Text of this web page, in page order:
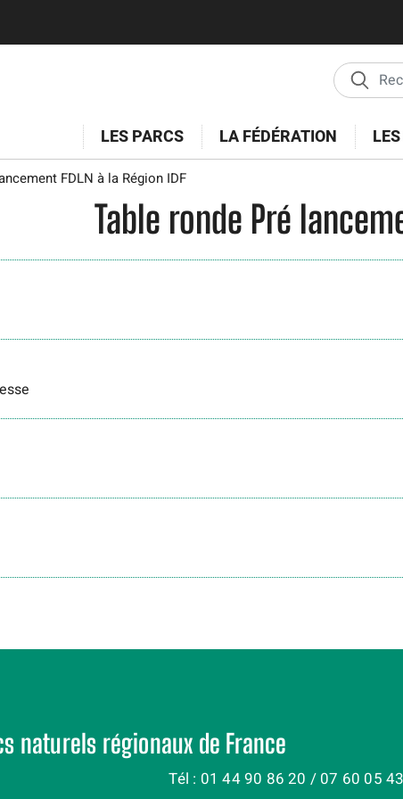
LES PARCS LA FÉDÉRATION
FDLN à la Région IDF
Table ronde Pré
naturels régionaux de France
Tél : 01 44 90 86 20 / 07 60 05